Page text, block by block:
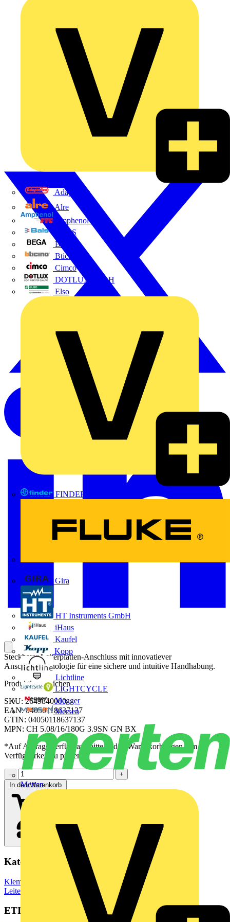
Adaptaflex
Alre
Amphenol FTG
BALS
Bega
Bticino
Cimco
DOTLUX GmbH
Elso
FINDER
Gira
HT Instruments GmbH
iHaus
Kaufel
Kopp
Lichtline
LIGHTCYCLE
Megger
Mersen
Merten
Steckbarer Leiterplatten-Anschluss mit innovatiever
Anschlusstechnologie für eine sichere und intuitive Handhabung.
Produktkennzeichen
SKU: 2649840000
EAN: 04050118637137
GTIN: 04050118637137
MPN: CH 5.08/16/180G 3.9SN GN BX
*Auf Anfrage verfügbar - bitte in den Warenkorb legen, um
Verfügbarkeit zu prüfen
−
+
In den Warenkorb
Kategorien
Klemmen, Steckverbinder & Verbindungselemente
Leiterplattensteckverbinder
ETIM Group